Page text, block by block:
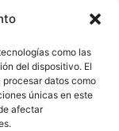
como las
del dispositivo. El
datos como
únicas en este
afectar
Balaguer